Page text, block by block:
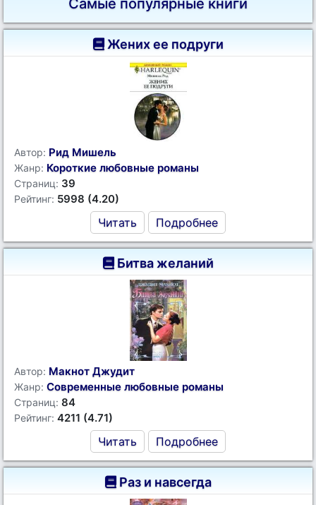
Самые популярные книги
Жених ее подруги
Автор: Рид Мишель
Жанр: Короткие любовные романы
Страниц: 39
Рейтинг: 5998 (4.20)
Читать Подробнее
Битва желаний
Автор: Макнот Джудит
Жанр: Современные любовные романы
Страниц: 84
Рейтинг: 4211 (4.71)
Читать Подробнее
Раз и навсегда